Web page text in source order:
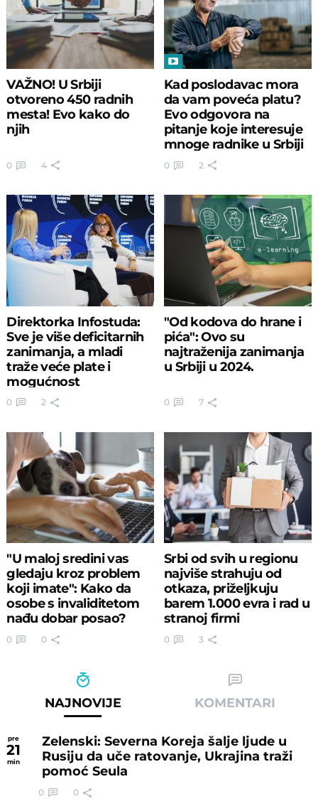
VAŽNO! U Srbiji
otvoreno 450 radnih
mesta! Evo kako do
njih
0 4
Kad poslodavac mora
da vam poveća platu?
Evo odgovora na
pitanje koje interesuje
mnoge radnike u Srbiji
0 2
Direktorka Infostuda:
Sve je više deficitarnih
zanimanja, a mladi
traže veće plate i
mogućnost
napredovanja
0 2
"Od kodova do hrane i
pića": Ovo su
najtraženija zanimanja
u Srbiji u 2024.
0 7
"U maloj sredini vas
gledaju kroz problem
koji imate": Kako da
osobe s invaliditetom
nađu dobar posao?
0 0
Srbi od svih u regionu
najviše strahuju od
otkaza, priželjkuju
barem 1.000 evra i rad u
stranoj firmi
0 3
NAJNOVIJE KOMENTARI
pre
21
min
Zelenski: Severna Koreja šalje ljude u
Rusiju da uče ratovanje, Ukrajina traži
pomoć Seula
0 0